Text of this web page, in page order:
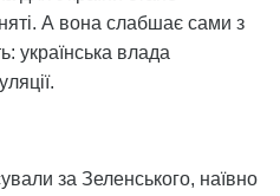
А вона слабшає сами з
українська влада
за Зеленського, наївно